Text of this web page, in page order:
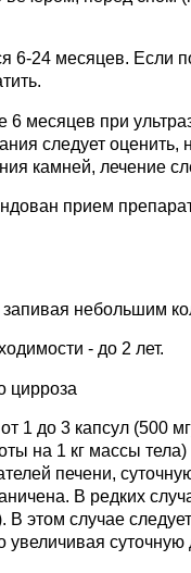
6-24 месяцев. Если
месяцев при
следует
камней, лечение
прием
небольшим
- до 2 лет.
цирроза
1 до 3 капсул (500
на 1 кг массы
печени,
В редких
В этом случае
суточную